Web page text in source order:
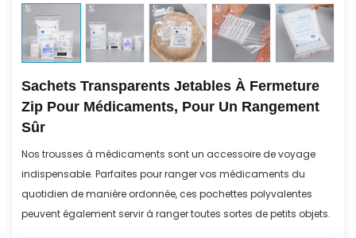
Sachets Transparents Jetables À Fermeture
Zip Pour Médicaments, Pour Un Rangement
Sûr
Nos trousses à médicaments sont un accessoire de voyage
indispensable. Parfaites pour ranger vos médicaments du
quotidien de manière ordonnée, ces pochettes polyvalentes
peuvent également servir à ranger toutes sortes de petits objets.